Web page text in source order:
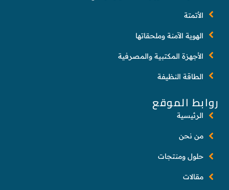
روابط الموقع
الرئيسية
من نحن
حلول ومنتجات
مقالات
الأتمتة
الهوية الآمنة وملحقاتها
الأجهزة المكتبية والمصرفية
الطاقة النظيفة